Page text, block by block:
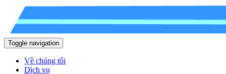
Toggle navigation
Về chúng tôi
Dịch vụ